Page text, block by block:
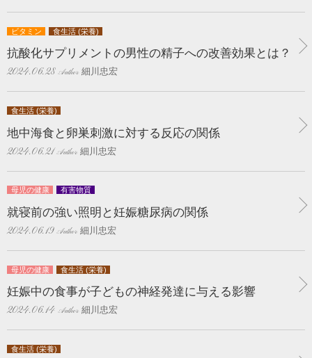
ビタミン 食生活 (栄養)
抗酸化サプリメントの男性の精子への改善効果とは？
2024.06.28 細川忠宏
食生活 (栄養)
地中海食と卵巣刺激に対する反応の関係
2024.06.21 細川忠宏
母児の健康 有害物質
就寝前の強い照明と妊娠糖尿病の関係
2024.06.19 細川忠宏
母児の健康 食生活 (栄養)
妊娠中の食事が子どもの神経発達に与える影響
2024.06.14 細川忠宏
食生活 (栄養)